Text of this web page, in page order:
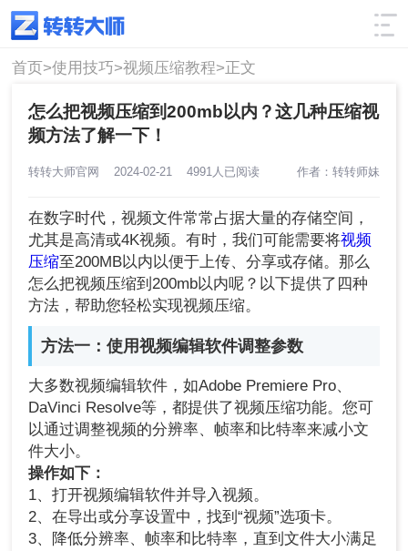
使用技巧 筛选
首页>使用技巧>视频压缩教程>正文
怎么把视频压缩到200mb以内？这几种压缩视
频方法了解一下！
转转大师官网 2024-02-21 4991人已阅读 作者：转转师妹
在数字时代，视频文件常常占据大量的存储空间，
尤其是高清或4K视频。有时，我们可能需要将视频
压缩至200MB以内以便于上传、分享或存储。那么
怎么把视频压缩到200mb以内呢？以下提供了四种
方法，帮助您轻松实现视频压缩。
方法一：使用视频编辑软件调整参数
大多数视频编辑软件，如Adobe Premiere Pro、
DaVinci Resolve等，都提供了视频压缩功能。您可
以通过调整视频的分辨率、帧率和比特率来减小文
件大小。
操作如下：
1、打开视频编辑软件并导入视频。
2、在导出或分享设置中，找到“视频”选项卡。
3、降低分辨率、帧率和比特率，直到文件大小满足